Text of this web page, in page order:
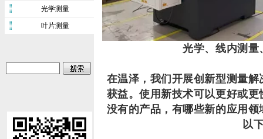
光学测量
叶片测量
光学、线内测量
在温泽，我们开展创新型测量
获益。使用新技术可以更好或
没有的产品，有哪些新的应用
以